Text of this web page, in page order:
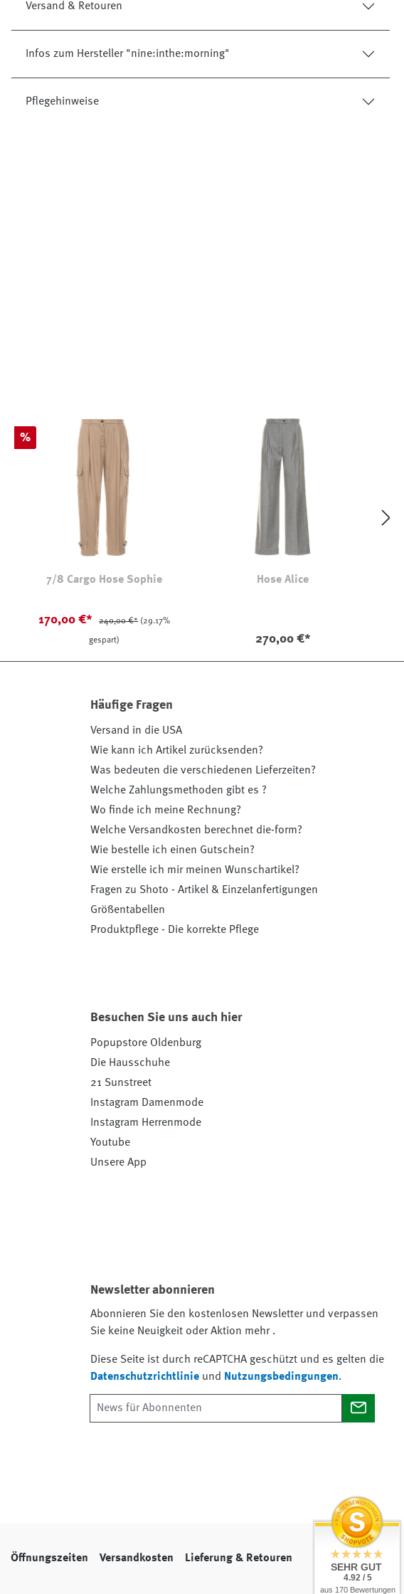
Versand & Retouren
Infos zum Hersteller "nine:inthe:morning"
Pflegehinweise
Rabatt
%
7/8 Cargo Hose Sophie
170,00 €* 240,00 €* (29.17%
gespart)
Hose Alice
270,00 €*
Häufige Fragen
Versand in die USA
Wie kann ich Artikel zurücksenden?
Was bedeuten die verschiedenen Lieferzeiten?
Welche Zahlungsmethoden gibt es ?
Wo finde ich meine Rechnung?
Welche Versandkosten berechnet die-form?
Wie bestelle ich einen Gutschein?
Wie erstelle ich mir meinen Wunschartikel?
Fragen zu Shoto - Artikel & Einzelanfertigungen
Größentabellen
Produktpflege - Die korrekte Pflege
Besuchen Sie uns auch hier
Popupstore Oldenburg
Die Hausschuhe
21 Sunstreet
Instagram Damenmode
Instagram Herrenmode
Youtube
Unsere App
Newsletter abonnieren
Abonnieren Sie den kostenlosen Newsletter und verpassen
Sie keine Neuigkeit oder Aktion mehr .
Diese Seite ist durch reCAPTCHA geschützt und es gelten die
Datenschutzrichtlinieund Nutzungsbedingungen.
Öffnungszeiten Versandkosten Lieferung & Retouren
SEHR GUT
4.92 / 5
aus 170 Bewertungen